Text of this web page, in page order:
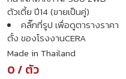
ตัวเตี้ย ปี14 (ขายเป็นคู่)
คลิ๊กที่รูป เพื่อดูตารางราคา
ตั้ง ของโรงงานCERA
Made in Thailand
0 / ตัว